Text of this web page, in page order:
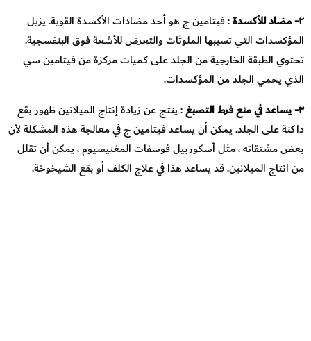
٢- مضاد للأكسدة
: فيتامين ج هو أحد مضادات الأكسدة القوية. يزيل
المؤكسدات التي تسببها الملوثات والتعرض للأشعة فوق البنفسجية.
تحتوي الطبقة الخارجية من الجلد على كميات مركزة من فيتامين سي
الذي يحمي الجلد من المؤكسدات.
٣- يساعد في منع فرط التصبغ
: ينتج عن زيادة إنتاج الميلانين ظهور بقع
داكنة على الجلد. يمكن أن يساعد فيتامين ج في معالجة هذه المشكلة لأن
بعض مشتقاته ، مثل أسكوربيل فوسفات المغنيسيوم ، يمكن أن تقلل
من انتاج الميلانين. قد يساعد هذا في علاج الكلف أو بقع الشيخوخة.